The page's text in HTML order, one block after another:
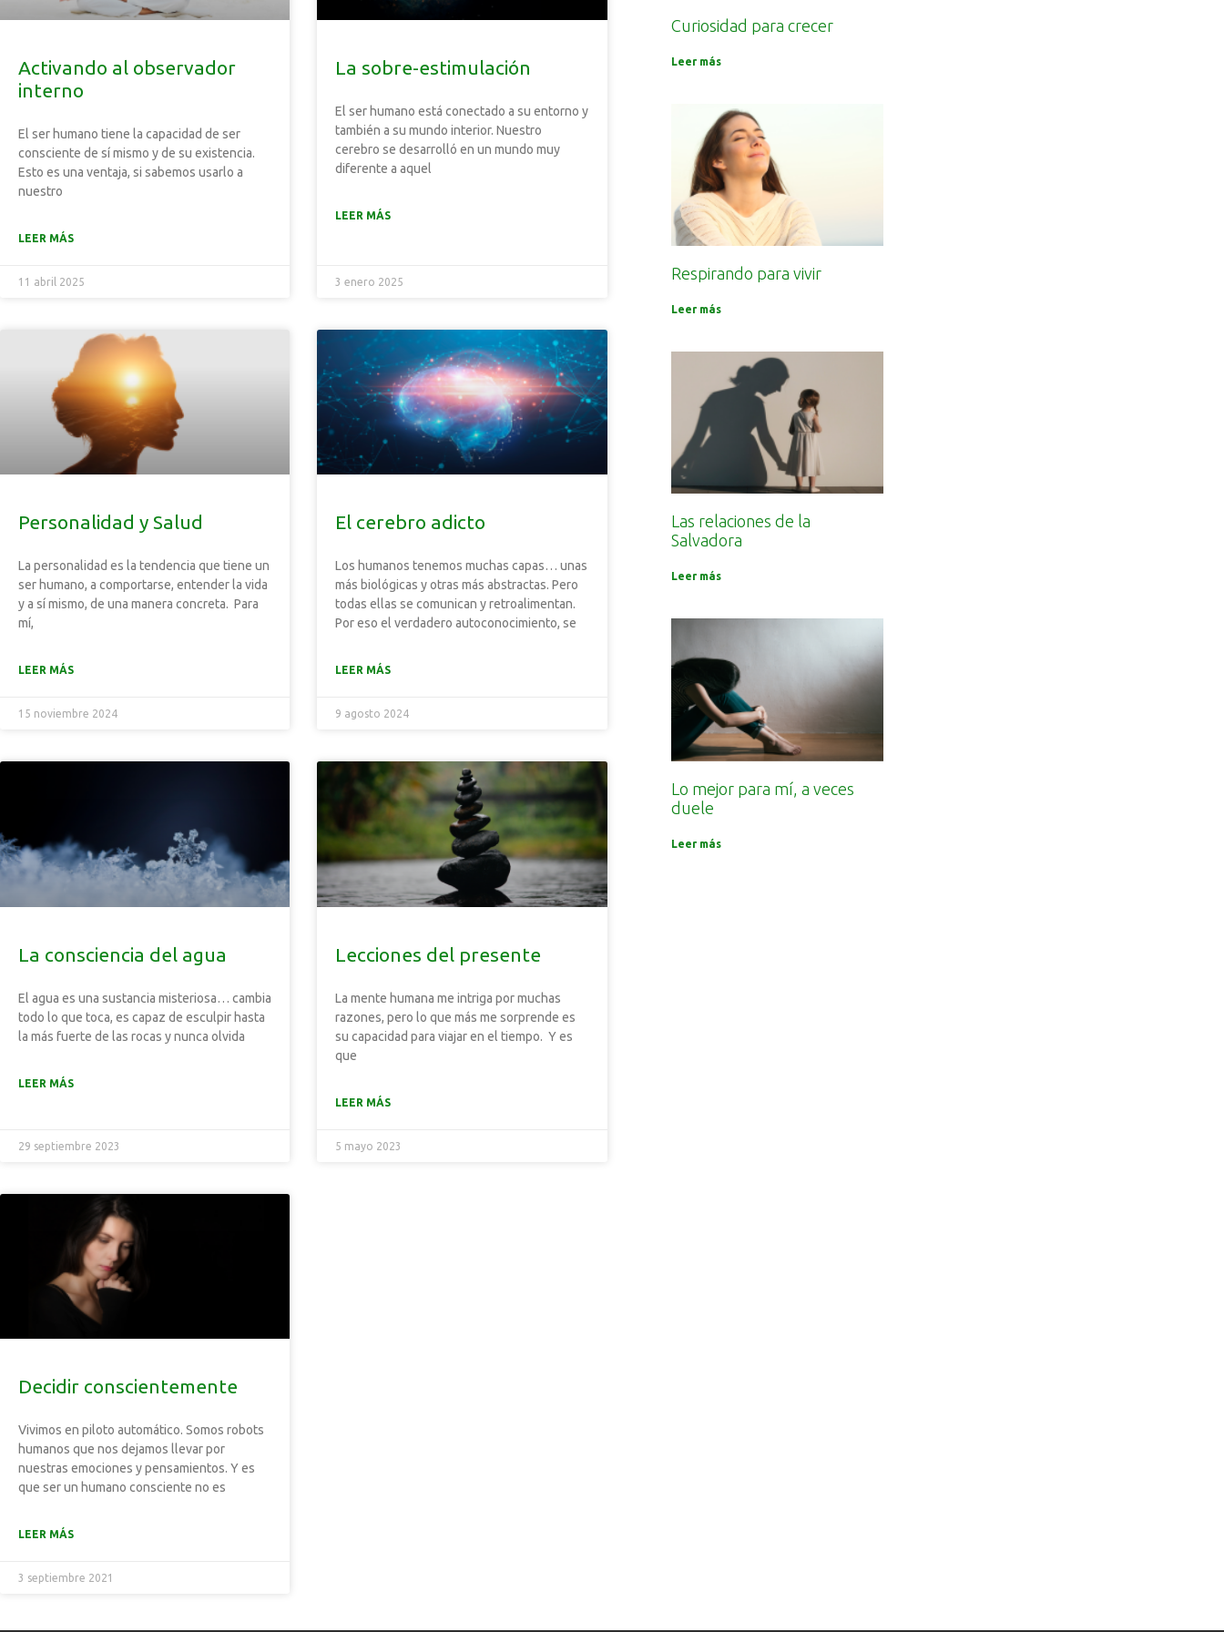
Activando al observador
interno
El ser humano tiene la capacidad de ser
consciente de sí mismo y de su existencia.
Esto es una ventaja, si sabemos usarlo a
nuestro
LEER MÁS
11 abril 2025
La sobre-estimulación
El ser humano está conectado a su entorno y
también a su mundo interior. Nuestro
cerebro se desarrolló en un mundo muy
diferente a aquel
LEER MÁS
3 enero 2025
Personalidad y Salud
La personalidad es la tendencia que tiene un
ser humano, a comportarse, entender la vida
y a sí mismo, de una manera concreta. Para
mí,
LEER MÁS
15 noviembre 2024
El cerebro adicto
Los humanos tenemos muchas capas… unas
más biológicas y otras más abstractas. Pero
todas ellas se comunican y retroalimentan.
Por eso el verdadero autoconocimiento, se
LEER MÁS
9 agosto 2024
La consciencia del agua
El agua es una sustancia misteriosa… cambia
todo lo que toca, es capaz de esculpir hasta
la más fuerte de las rocas y nunca olvida
LEER MÁS
29 septiembre 2023
Lecciones del presente
La mente humana me intriga por muchas
razones, pero lo que más me sorprende es
su capacidad para viajar en el tiempo. Y es
que
LEER MÁS
5 mayo 2023
Decidir conscientemente
Vivimos en piloto automático. Somos robots
humanos que nos dejamos llevar por
nuestras emociones y pensamientos. Y es
que ser un humano consciente no es
LEER MÁS
3 septiembre 2021
Curiosidad para crecer
Leer más
Respirando para vivir
Leer más
Las relaciones de la
Salvadora
Leer más
Lo mejor para mí, a veces
duele
Leer más